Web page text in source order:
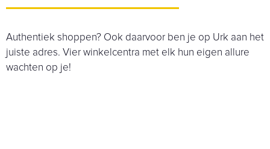
Authentiek shoppen? Ook daarvoor ben je op Urk aan het
juiste adres. Vier winkelcentra met elk hun eigen allure
wachten op je!